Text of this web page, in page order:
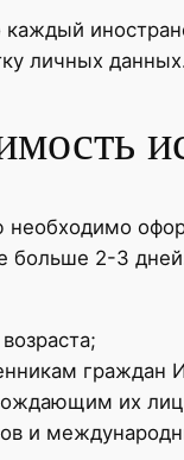
каждый
личных
больше 2-3
граждан
их
и